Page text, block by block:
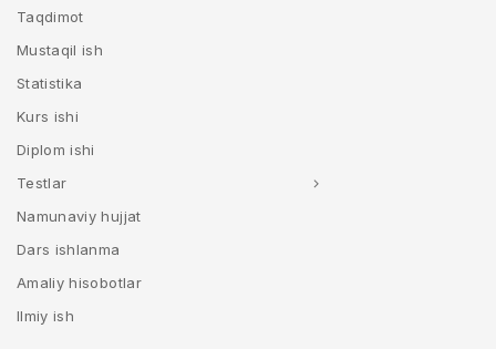
Taqdimot
Mustaqil ish
Statistika
Kurs ishi
Diplom ishi
Testlar
Namunaviy hujjat
Dars ishlanma
Amaliy hisobotlar
Ilmiy ish